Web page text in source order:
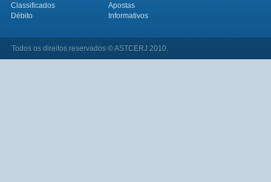
Classificados
Apostas
Débito
Informativos
Todos os direitos reservados © ASTCERJ 2010.